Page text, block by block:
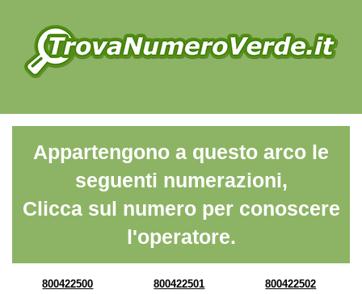
Appartengono a questo arco le
seguenti numerazioni,
Clicca sul numero per conoscere
l'operatore.
800422500 800422501 800422502